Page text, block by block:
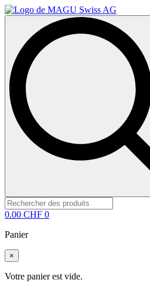
0.00 CHF 0
Panier
×
Votre panier est vide.